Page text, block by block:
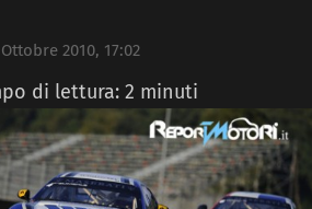
2010, 17:02
di lettura: 2 minuti